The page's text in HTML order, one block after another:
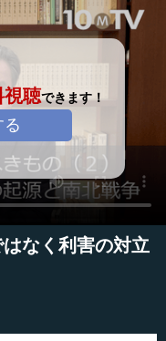
視聴できます！
なく利害の対立